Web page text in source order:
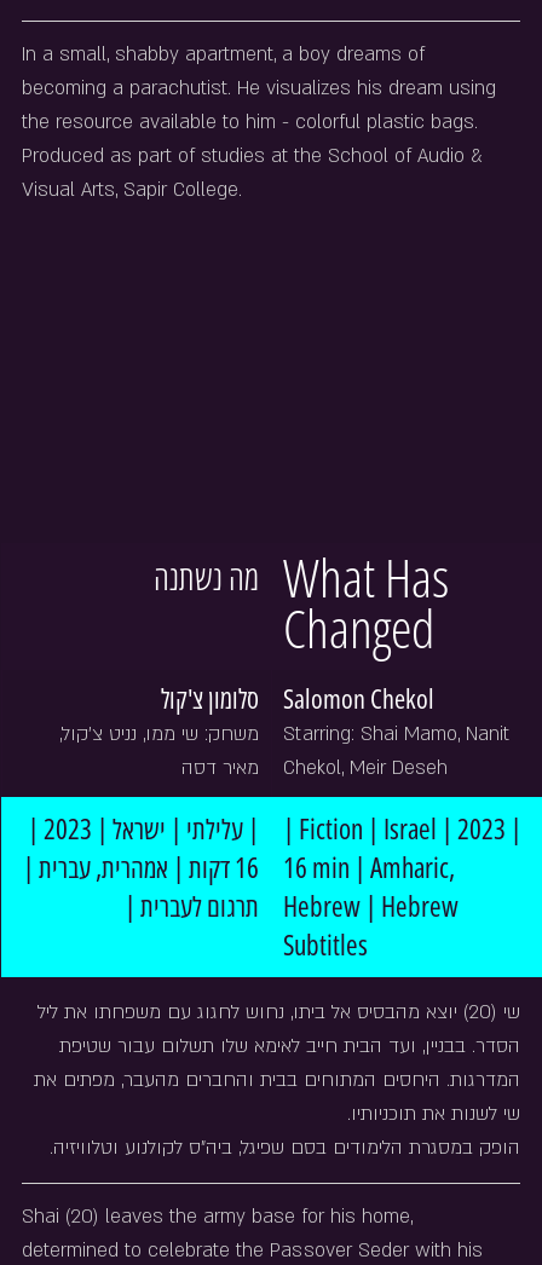
In a small, shabby apartment, a boy dreams of
becoming a parachutist. He visualizes his dream using
the resource available to him - colorful plastic bags.
Produced as part of studies at the School of Audio &
Visual Arts, Sapir College.
מה נשתנה What Has
Changed
סלומון צ'קול
משחק: שי ממו, נניט צ׳קול,
מאיר דסה
Salomon Chekol
Starring: Shai Mamo, Nanit
Chekol, Meir Deseh
| עלילתי | ישראל | 2023 |
16 דקות | אמהרית, עברית |
תרגום לעברית |
| Fiction | Israel | 2023 |
16 min | Amharic,
Hebrew | Hebrew
Subtitles
שי (20) יוצא מהבסיס אל ביתו, נחוש לחגוג עם משפחתו את ליל
הסדר. בבניין, ועד הבית חייב לאימא שלו תשלום עבור שטיפת
המדרגות. היחסים המתוחים בבית והחברים מהעבר, מפתים את
שי לשנות את תוכניותיו.
הופק במסגרת הלימודים בסם שפיגל, ביה"ס לקולנוע וטלוויזיה.
Shai (20) leaves the army base for his home,
determined to celebrate the Passover Seder with his